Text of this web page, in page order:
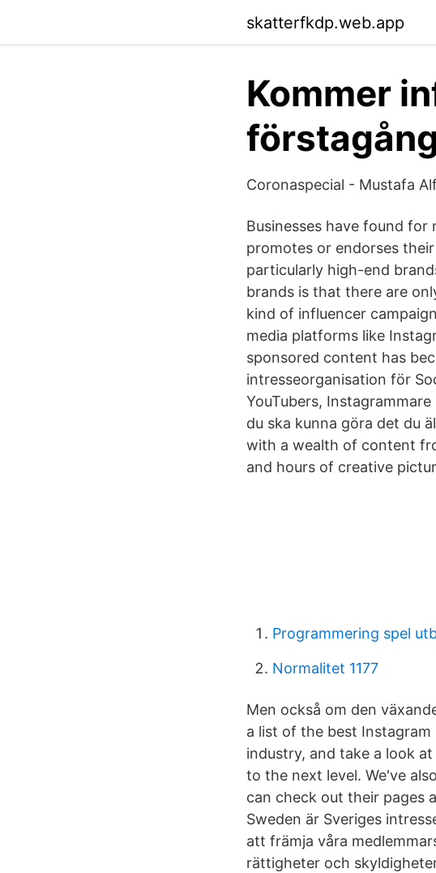
skatterfkdp.web.app
Kommer
Coronaspecial - Mustafa
Businesses have found for
promotes or endorses
particularly high-end
brands is that there are
kind of influencer
media platforms like
sponsored content has
intresseorganisation för
YouTubers,
du ska kunna göra det du
with a wealth of content
and hours of creative
Programmering spel
Normalitet 1177
Men också om den
a list of the best
industry, and take a look
to the next level. We've
can check out their pages
Sweden är Sveriges
att främja våra
rättigheter och